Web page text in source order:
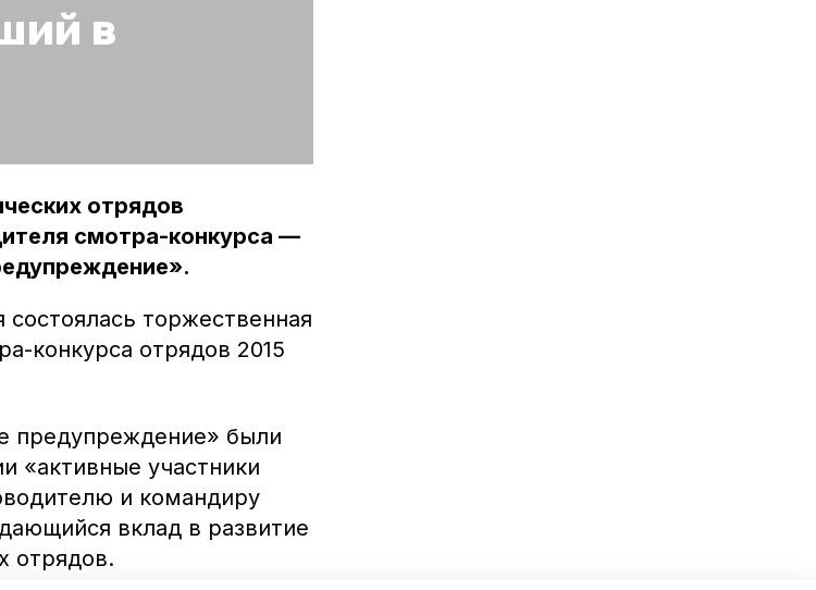
в
отрядов
смотра-конкурса —
торжественная
конкурса отрядов 2015
предупреждение» были
«активные участники
и командиру
вклад в развитие
отрядов.